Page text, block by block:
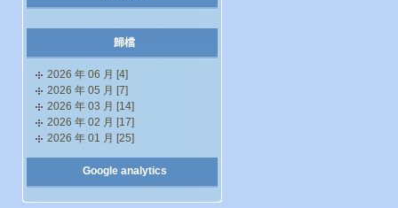
歸檔
2026 年 06 月 [4]
2026 年 05 月 [7]
2026 年 03 月 [14]
2026 年 02 月 [17]
2026 年 01 月 [25]
Google analytics